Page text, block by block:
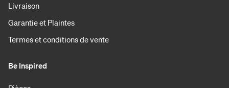
Livraison
Garantie et Plaintes
Termes et conditions de vente
Be Inspired